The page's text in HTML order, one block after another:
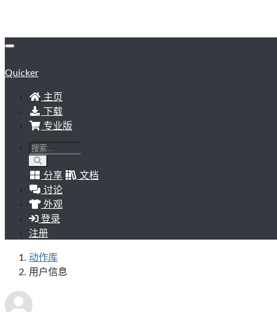
Quicker
主页
下载
专业版
分享
文档
讨论
外观
登录
注册
动作库
用户信息